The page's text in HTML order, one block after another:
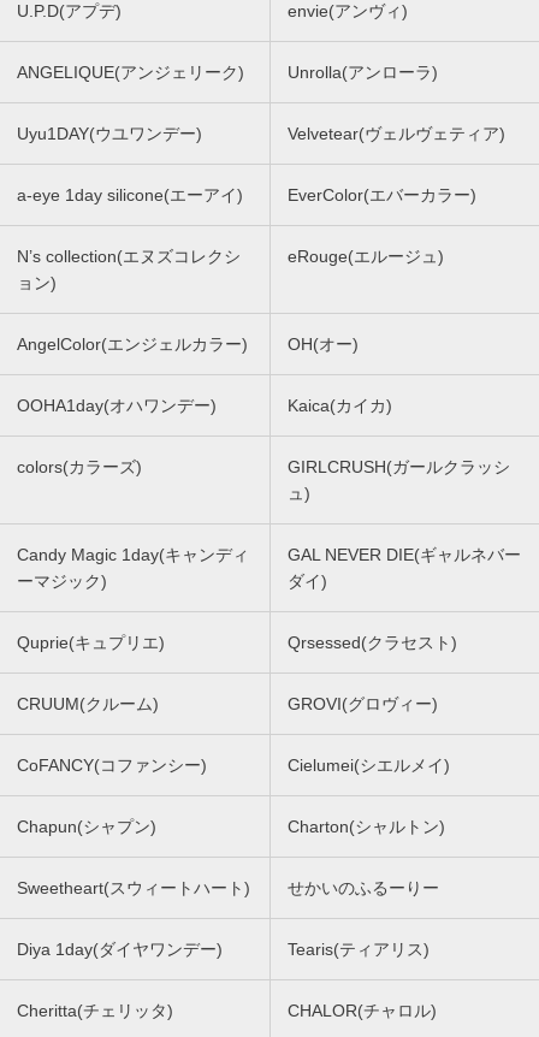
U.P.D(アプデ) envie(アンヴィ)
ANGELIQUE(アンジェリーク) Unrolla(アンローラ)
Uyu1DAY(ウユワンデー) Velvetear(ヴェルヴェティア)
a-eye 1day silicone(エーアイ) EverColor(エバーカラー)
N’s collection(エヌズコレクシ
ョン)
eRouge(エルージュ)
AngelColor(エンジェルカラー) OH(オー)
OOHA1day(オハワンデー) Kaica(カイカ)
colors(カラーズ)
GIRLCRUSH(ガールクラッシ
ュ)
Candy Magic 1day(キャンディ
ーマジック)
GAL NEVER DIE(ギャルネバー
ダイ)
Quprie(キュプリエ) Qrsessed(クラセスト)
CRUUM(クルーム) GROVI(グロヴィー)
CoFANCY(コファンシー) Cielumei(シエルメイ)
Chapun(シャプン) Charton(シャルトン)
Sweetheart(スウィートハート) せかいのふるーりー
Diya 1day(ダイヤワンデー) Tearis(ティアリス)
Cheritta(チェリッタ) CHALOR(チャロル)